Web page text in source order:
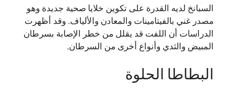
السبانخ لديه القدرة على تكوين خلايا صحية جديدة وهو
مصدر غني بالفيتامينات والمعادن والألياف. وقد أظهرت
الدراسات أن اللفت قد يقلل من خطر الإصابة بسرطان
المبيض والثدي وأنواع أخرى من السرطان.
البطاطا الحلوة